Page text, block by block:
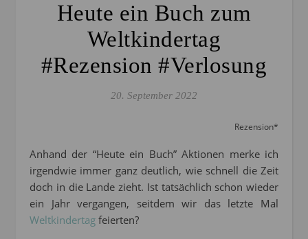
Heute ein Buch zum
Weltkindertag
#Rezension #Verlosung
20. September 2022
Rezension*
Anhand der “Heute ein Buch” Aktionen merke ich
irgendwie immer ganz deutlich, wie schnell die Zeit
doch in die Lande zieht. Ist tatsächlich schon wieder
ein Jahr vergangen, seitdem wir das letzte Mal
Weltkindertag feierten?